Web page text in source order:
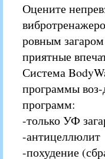
Оцените
ровным
приятные
Система
программы воз-
программ:
-только УФ
-антицеллюлит
-похудение